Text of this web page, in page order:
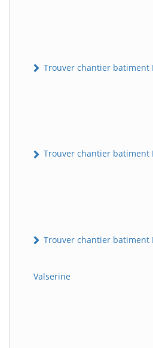
Trouver chantier batiment
Trouver chantier batiment
Trouver chantier batiment
Valserine